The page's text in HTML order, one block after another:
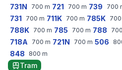
731N 700 m 721 700 m 739 700
731 700 m 711K 700 m 785K 700
788K 700 m 785 700 m 788 700
718A 700 m 721N 700 m 506
848 800 m
Tram